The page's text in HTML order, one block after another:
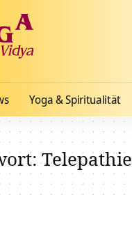
Yoga & Spiritualität
Telepathie